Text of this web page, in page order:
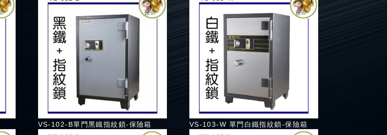
VS-102-B單門黑鐵指紋鎖-保險箱 VS-103-W 單門白鐵指紋鎖-保險箱